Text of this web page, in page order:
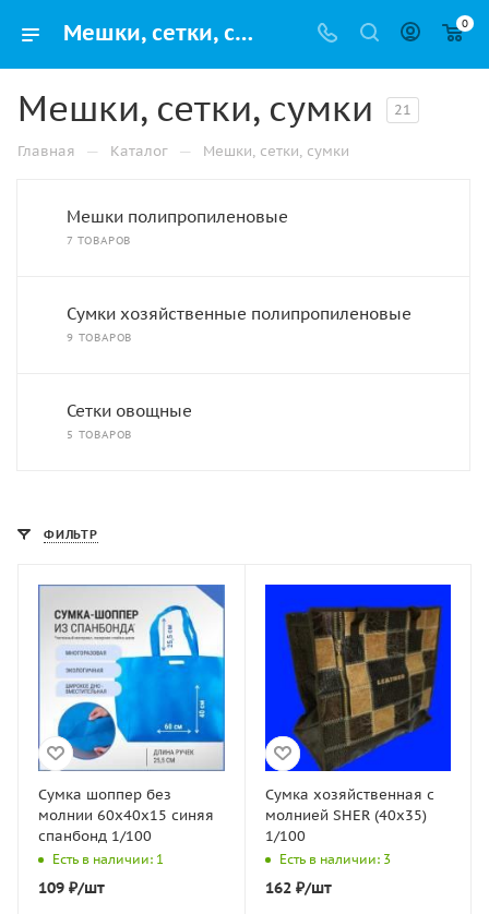
Мешки, сетки, сумки – купить от производителя с доставкой в Перми 0
Мешки, сетки, сумки 21
Главная — Каталог — Мешки, сетки, сумки
Мешки полипропиленовые
7 ТОВАРОВ
Сумки хозяйственные полипропиленовые
9 ТОВАРОВ
Сетки овощные
5 ТОВАРОВ
ФИЛЬТР
Сумка шоппер без
молнии 60х40х15 синяя
спанбонд 1/100
Есть в наличии: 1
109 ₽/шт
Сумка хозяйственная с
молнией SHER (40х35)
1/100
Есть в наличии: 3
162₽/шт